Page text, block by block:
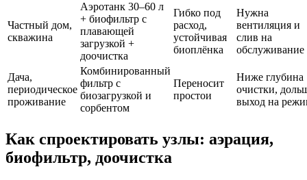
Частный дом,
скважина
Аэротанк 30–60 л
+ биофильтр с
плавающей
загрузкой +
доочистка
Гибко под
расход,
устойчивая
биоплёнка
Нужна
вентиляция и
слив на
обслуживание
Дача,
периодическое
проживание
Комбинированный
фильтр с
биозагрузкой и
сорбентом
Переносит
простои
Ниже глубина
очистки,
выход на
Как спроектировать узлы: аэрация,
биофильтр, доочистка